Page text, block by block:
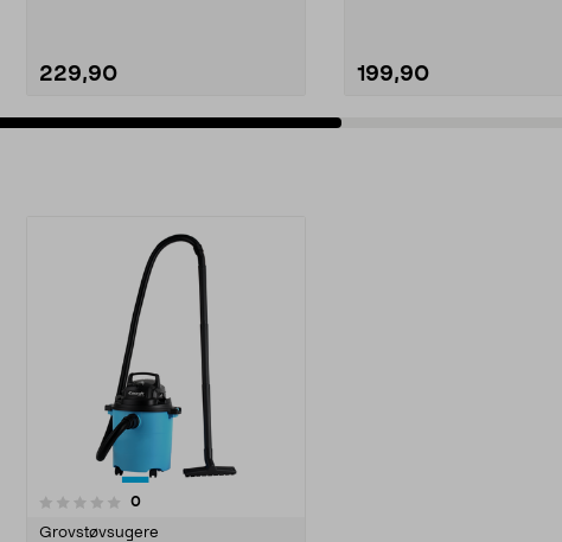
229,90 199,90
0anmeldelser
Grovstøvsugere